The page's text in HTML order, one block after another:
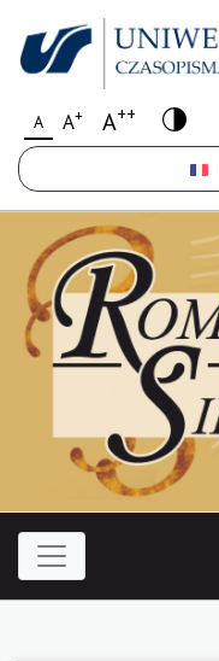
A A+ A++